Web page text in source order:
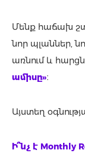
Մենք հաճախ
նոր պլաններ,
առնում և
ամիսը»։
Այստեղ
Ի՞նչ է Monthly